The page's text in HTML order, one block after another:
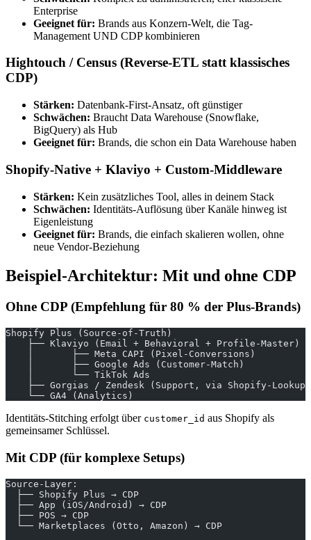
Enterprise
Geeignet für: Brands aus Konzern-Welt, die Tag-
Management UND CDP kombinieren
Hightouch / Census (Reverse-ETL statt klassisches
CDP)
Stärken: Datenbank-First-Ansatz, oft günstiger
Schwächen: Braucht Data Warehouse (Snowflake,
BigQuery) als Hub
Geeignet für: Brands, die schon ein Data Warehouse haben
Shopify-Native + Klaviyo + Custom-Middleware
Stärken: Kein zusätzliches Tool, alles in deinem Stack
Schwächen: Identitäts-Auflösung über Kanäle hinweg ist
Eigenleistung
Geeignet für: Brands, die einfach skalieren wollen, ohne
neue Vendor-Beziehung
Beispiel-Architektur: Mit und ohne CDP
Ohne CDP (Empfehlung für 80 % der Plus-Brands)
Shopify Plus (Source-of-Truth)
    ├── Klaviyo (Email + Behavioral + Profile-Master)
    │       ├── Meta CAPI (Pixel-Conversions)
    │       ├── Google Ads (Customer-Match)
    │       └── TikTok Ads
    ├── Gorgias / Zendesk (Support, via Shopify-Lookup)
    └── GA4 (Analytics)
Identitäts-Stitching erfolgt über customer_id aus Shopify als
gemeinsamer Schlüssel.
Mit CDP (für komplexe Setups)
Source-Layer:
  ├── Shopify Plus → CDP
  ├── App (iOS/Android) → CDP
  ├── POS → CDP
  └── Marketplaces (Otto, Amazon) → CDP